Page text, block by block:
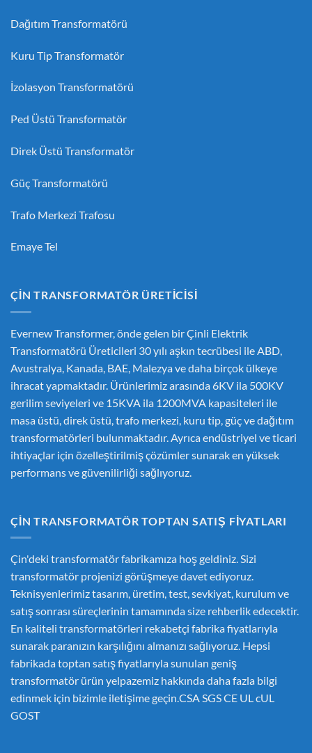
Dağıtım Transformatörü
Kuru Tip Transformatör
İzolasyon Transformatörü
Ped Üstü Transformatör
Direk Üstü Transformatör
Güç Transformatörü
Trafo Merkezi Trafosu
Emaye Tel
ÇIN TRANSFORMATÖR ÜRETICISI
Evernew Transformer, önde gelen birÇinli Elektrik
Transformatörü Üreticileri 30 yılı aşkın tecrübesi ile ABD,
Avustralya, Kanada, BAE, Malezya ve daha birçok ülkeye
ihracat yapmaktadır. Ürünlerimiz arasında 6KV ila 500KV
gerilim seviyeleri ve 15KVA ila 1200MVA kapasiteleri ile
masa üstü, direk üstü, trafo merkezi, kuru tip, güç ve dağıtım
transformatörleri bulunmaktadır. Ayrıca endüstriyel ve ticari
ihtiyaçlar için özelleştirilmiş çözümler sunarak en yüksek
performans ve güvenilirliği sağlıyoruz.
ÇIN TRANSFORMATÖR TOPTAN SATIŞ FIYATLARI
Çin'deki transformatör fabrikamıza hoş geldiniz. Sizi
transformatör projenizi görüşmeye davet ediyoruz.
Teknisyenlerimiz tasarım, üretim, test, sevkiyat, kurulum ve
satış sonrası süreçlerinin tamamında size rehberlik edecektir.
En kaliteli transformatörleri rekabetçi fabrika fiyatlarıyla
sunarak paranızın karşılığını almanızı sağlıyoruz. Hepsi
fabrikada toptan satış fiyatlarıyla sunulan geniş
transformatör ürün yelpazemiz hakkında daha fazla bilgi
edinmek için bizimle iletişime geçin.CSA SGS CE UL cUL
GOST